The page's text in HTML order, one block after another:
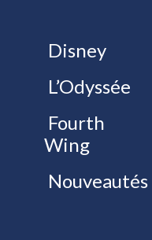
Disney
L’Odyssée
Fourth
Wing
Nouveautés